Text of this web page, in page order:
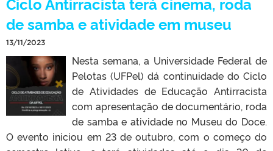
de samba e atividade em museu
13/11/2023
Nesta semana, a Universidade Federal de
Pelotas (UFPel) dá continuidade do Ciclo
de Atividades de Educação Antirracista
com apresentação de documentário, roda
de samba e atividade no Museu do Doce.
O evento iniciou em 23 de outubro, com o começo do